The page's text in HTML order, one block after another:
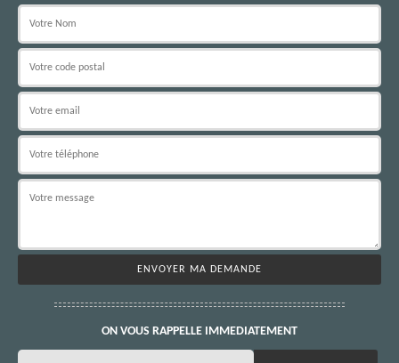
ON VOUS RAPPELLE IMMEDIATEMENT